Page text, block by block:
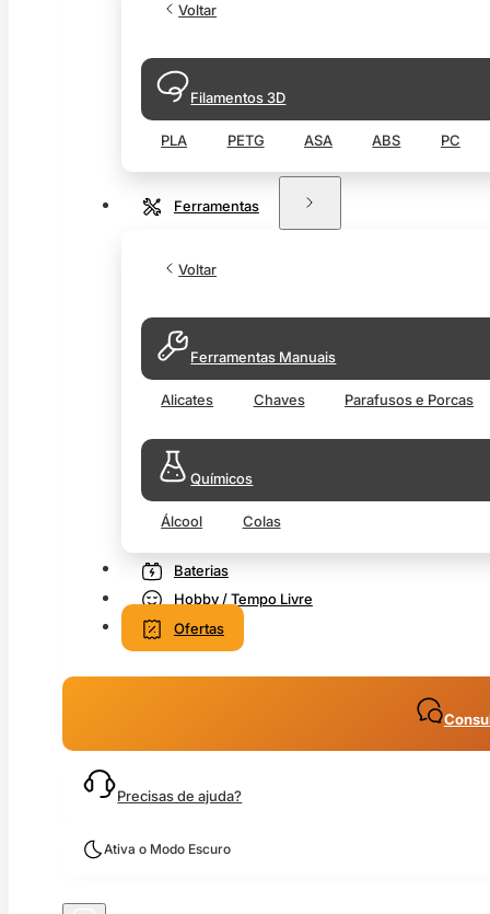
Voltar
Filamentos 3D
PLA PETG ASA ABS PC
Ferramentas
Voltar
Ferramentas Manuais
Alicates Chaves Parafusos e Porcas
Químicos
Álcool Colas
Baterias
Hobby / Tempo Livre
Ofertas
Precisas de ajuda?
Ativa o Modo Escuro